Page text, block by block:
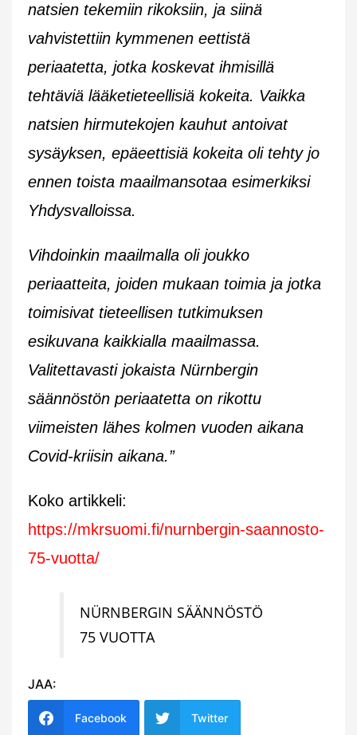
natsien tekemiin rikoksiin, ja siinä
vahvistettiin kymmenen eettistä
periaatetta, jotka koskevat ihmisillä
tehtäviä lääketieteellisiä kokeita. Vaikka
natsien hirmutekojen kauhut antoivat
sysäyksen, epäeettisiä kokeita oli tehty jo
ennen toista maailmansotaa esimerkiksi
Yhdysvalloissa.
Vihdoinkin maailmalla oli joukko
periaatteita, joiden mukaan toimia ja jotka
toimisivat tieteellisen tutkimuksen
esikuvana kaikkialla maailmassa.
Valitettavasti jokaista Nürnbergin
säännöstön periaatetta on rikottu
viimeisten lähes kolmen vuoden aikana
Covid-kriisin aikana.”
Koko artikkeli:
https://mkrsuomi.fi/nurnbergin-saannosto-
75-vuotta/
NÜRNBERGIN SÄÄNNÖSTÖ
75 VUOTTA
JAA:
Facebook Twitter